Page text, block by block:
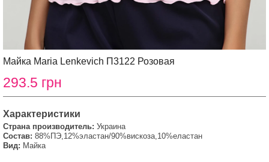
Майка Maria Lenkevich П3122 Розовая
293.5 грн
Характеристики
Страна производитель: Украина
Состав: 88%ПЭ,12%эластан/90%вискоза,10%еластан
Вид: Майка